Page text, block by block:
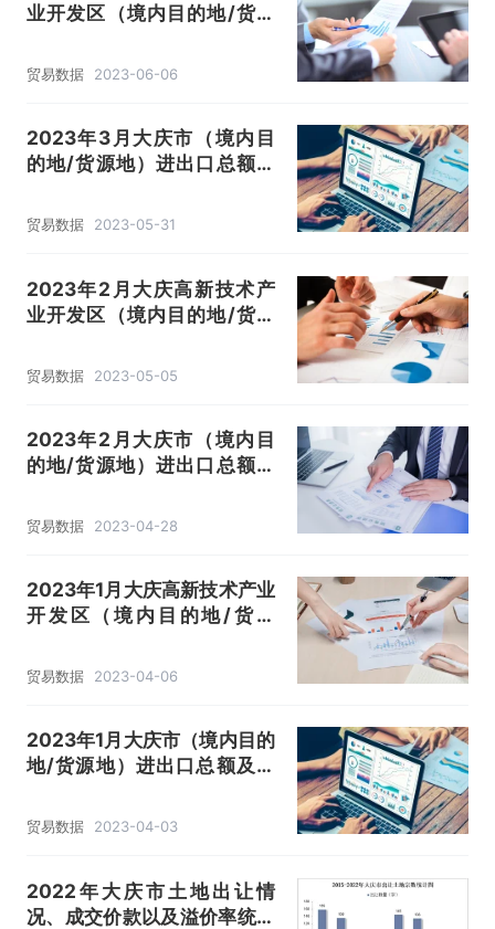
业开发区（境内目的地/货源
统计分析
贸易数据 2023-06-06
2023年3月大庆市（境内目
的地/货源地）进出口总额及
贸易数据 2023-05-31
2023年2月大庆高新技术产
业开发区（境内目的地/货源
统计分析
贸易数据 2023-05-05
2023年2月大庆市（境内目
的地/货源地）进出口总额及
贸易数据 2023-04-28
2023年1月大庆高新技术产业
开发区（境内目的地/货源
统计分析
贸易数据 2023-04-06
2023年1月大庆市（境内目的
地/货源地）进出口总额及进
贸易数据 2023-04-03
2022年大庆市土地出让情
况、成交价款以及溢价率统计